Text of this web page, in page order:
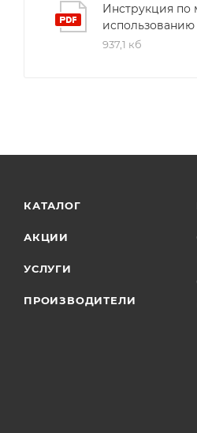
Инструкция по
использованию
937,1 кб
КАТАЛОГ
АКЦИИ
УСЛУГИ
ПРОИЗВОДИТЕЛИ